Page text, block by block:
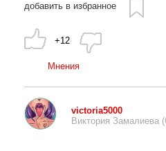
добавить в избранное
+12
Мнения
victoria5000
Виктория Замалиева